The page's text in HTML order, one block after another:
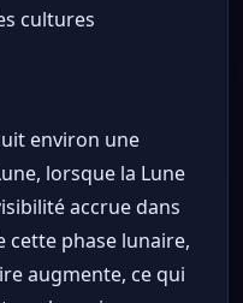
cultures
environ une
lorsque la Lune
accrue dans
cette phase lunaire,
augmente, ce qui